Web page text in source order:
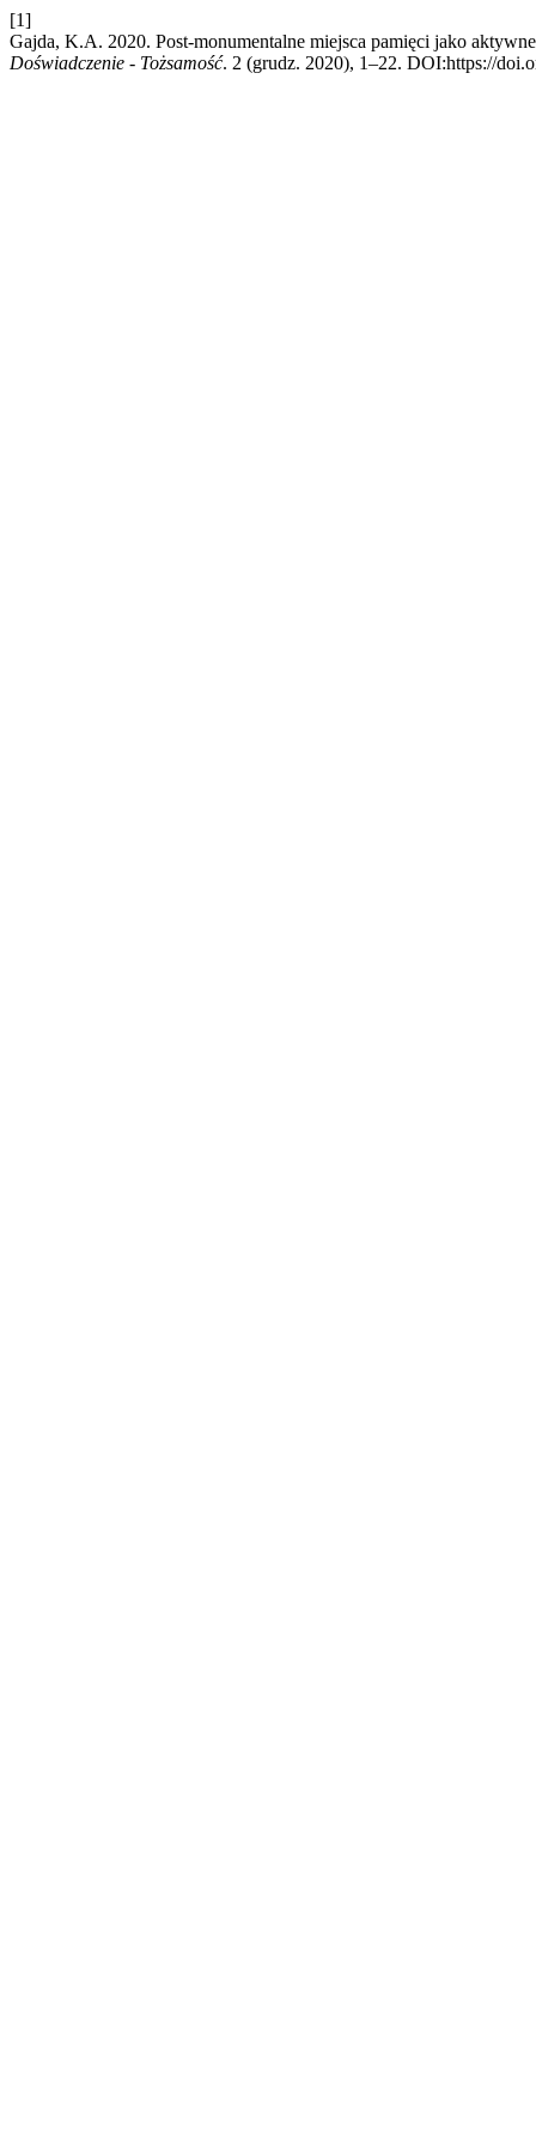
[1]
Gajda, K.A. 2020. Post‑monumentalne miejsca pamięci jako
Doświadczenie - Tożsamość. 2 (grudz. 2020), 1–22. DOI:https://